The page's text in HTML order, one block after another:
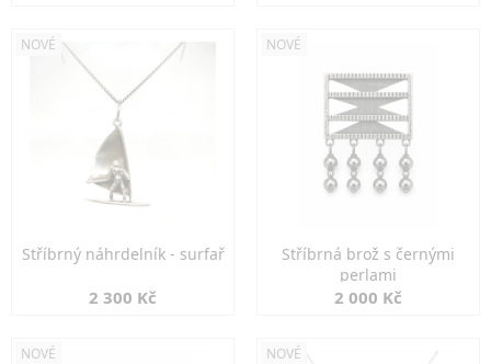
NOVÉ
Stříbrný náhrdelník - surfař
2 300 Kč
NOVÉ
Stříbrná brož s černými
perlami
2 000 Kč
NOVÉ NOVÉ